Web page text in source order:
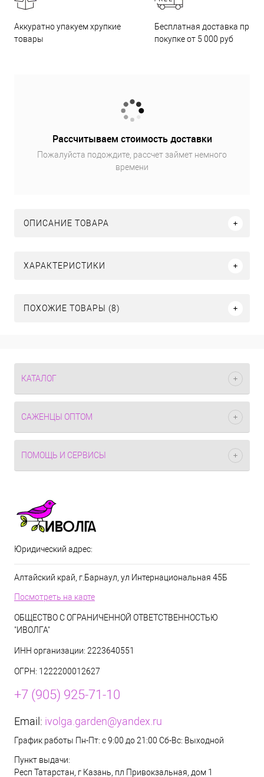
Аккуратно упакуем хрупкие
товары
Бесплатная доставка при
покупке от 5 000 руб
Рассчитываем стоимость доставки
Пожалуйста подождите, рассчет займет немного
времени
ОПИСАНИЕ ТОВАРА
ХАРАКТЕРИСТИКИ
ПОХОЖИЕ ТОВАРЫ (8)
КАТАЛОГ
САЖЕНЦЫ ОПТОМ
ПОМОЩЬ И СЕРВИСЫ
Юридический адрес:
Алтайский край, г.Барнаул, ул Интернациональная 45Б
Посмотреть на карте
ОБЩЕСТВО С ОГРАНИЧЕННОЙ ОТВЕТСТВЕННОСТЬЮ
"ИВОЛГА"
ИНН организации: 2223640551
ОГРН: 1222200012627
+7 (905) 925-71-10
Email: ivolga.garden@yandex.ru
График работы Пн-Пт: с 9:00 до 21:00 Сб-Вс: Выходной
Пункт выдачи:
Респ Татарстан, г Казань, пл Привокзальная, дом 1